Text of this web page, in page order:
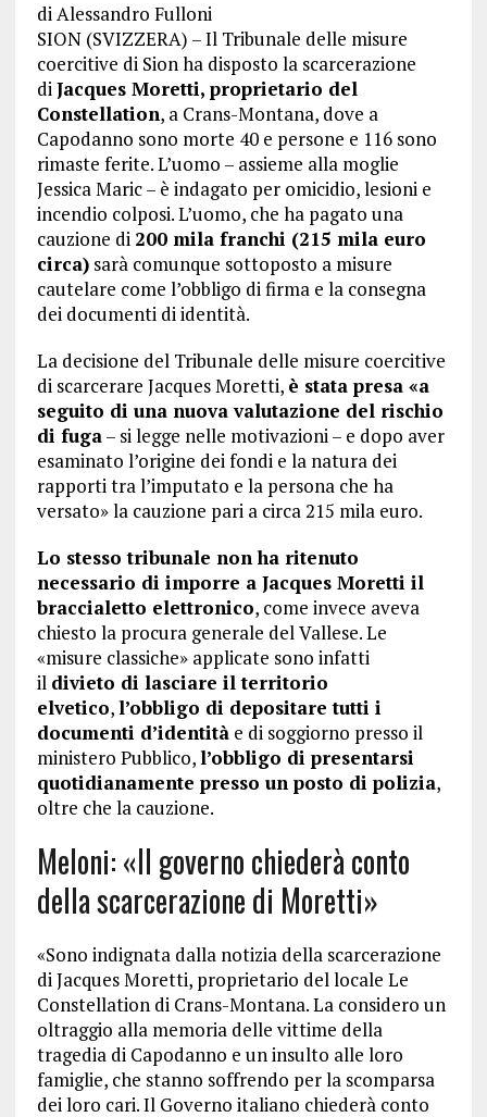
diAlessandro Fulloni
SION (SVIZZERA) – Il Tribunale delle misure
coercitive di Sion ha disposto la scarcerazione
diJacques Moretti, proprietario del
Constellation, a Crans-Montana, dove a
Capodanno sono morte 40 e persone e 116 sono
rimaste ferite. L’uomo – assieme alla moglie
Jessica Maric – è indagato per omicidio, lesioni e
incendio colposi. L’uomo, che ha pagato una
cauzione di 200 mila franchi (215 mila euro
circa)sarà comunque sottoposto a misure
cautelare come l’obbligo di firma e la consegna
dei documenti di identità.
La decisione del Tribunale delle misure coercitive
di scarcerare Jacques Moretti, è stata presa «a
seguito di una nuova valutazione del rischio
di fuga– si legge nelle motivazioni – e dopo aver
esaminato l’origine dei fondi e la natura dei
rapporti tra l’imputato e la persona che ha
versato» la cauzione pari a circa 215 mila euro.
Lo stesso tribunale non ha ritenuto
necessario di imporre a Jacques Moretti il
braccialetto elettronico, come invece aveva
chiesto la procura generale del Vallese. Le
«misure classiche» applicate sono infatti
il divieto di lasciare il territorio
elvetico,l’obbligo di depositare tutti i
documenti d’identitàe di soggiorno presso il
ministero Pubblico,l’obbligo di presentarsi
quotidianamente presso un posto di polizia,
oltre che la cauzione.
Meloni: «Il governo chiederà conto
della scarcerazione di Moretti»
«Sono indignata dalla notizia della scarcerazione
di Jacques Moretti, proprietario del locale Le
Constellation di Crans-Montana. La considero un
oltraggio alla memoria delle vittime della
tragedia di Capodanno e un insulto alle loro
famiglie, che stanno soffrendo per la scomparsa
dei loro cari. Il Governo italiano chiederà conto